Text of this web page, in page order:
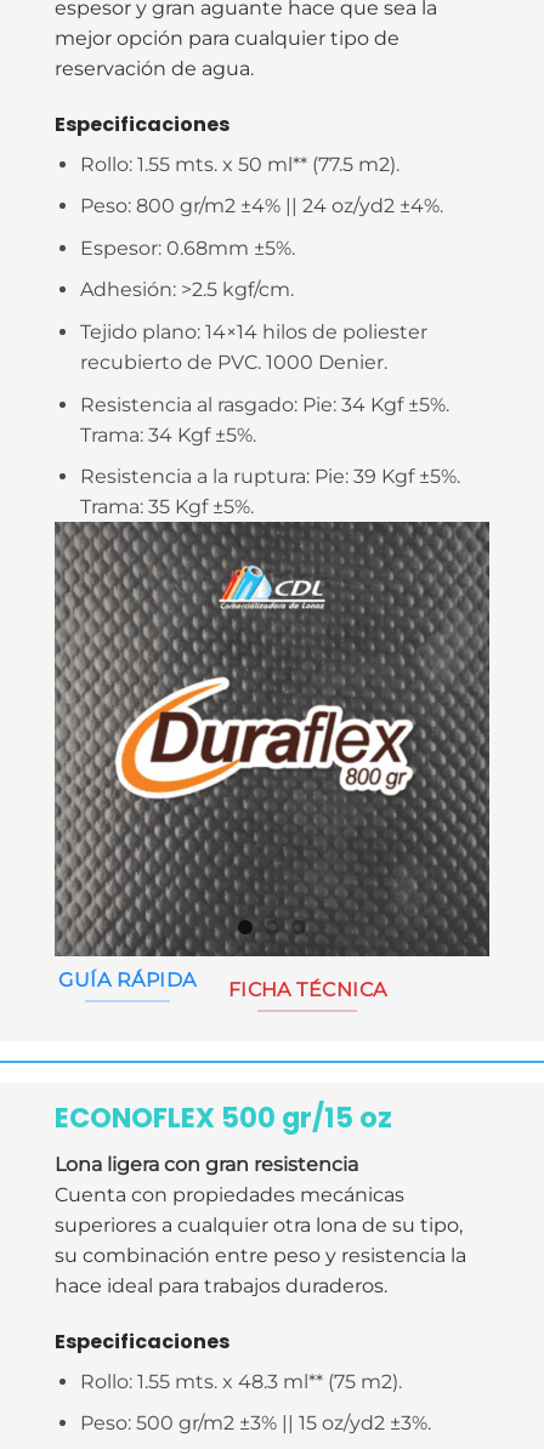
espesor y gran aguante hace que sea la
mejor opción para cualquier tipo de
reservación de agua.
Especificaciones
Rollo: 1.55 mts. x 50 ml** (77.5 m2).
Peso: 800 gr/m2 ±4% || 24 oz/yd2 ±4%.
Espesor:0.68mm ±5%.
Adhesión: >2.5 kgf/cm.
Tejido plano: 14×14 hilos de poliester
recubierto de PVC. 1000 Denier.
Resistencia al rasgado: Pie: 34 Kgf ±5%.
Trama: 34 Kgf ±5%.
Resistencia a la ruptura: Pie: 39 Kgf ±5%.
Trama: 35 Kgf ±5%.
GUÍA RÁPIDA FICHA TÉCNICA
ECONOFLEX 500 gr/15 oz
Lona ligera con gran resistencia
Cuenta con propiedades mecánicas
superiores a cualquier otra lona de su tipo,
su combinación entre peso y resistencia la
hace ideal para trabajos duraderos.
Especificaciones
Rollo: 1.55 mts. x 48.3 ml** (75 m2).
Peso: 500 gr/m2 ±3% || 15 oz/yd2 ±3%.